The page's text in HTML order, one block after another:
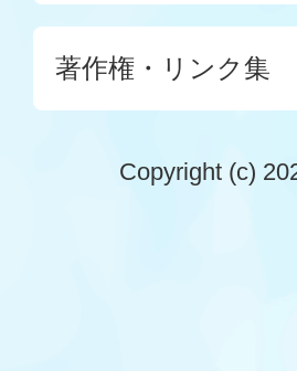
著作権・リンク集
Copyright (c)